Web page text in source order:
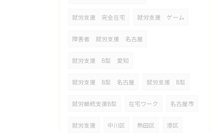
就労支援 完全在宅 就労支援 ゲーム
障害者 就労支援 名古屋
就労支援 B型 愛知
就労支援 B型 名古屋 就労支援 B型
就労継続支援B型 在宅ワーク 名古屋市
就労支援 中川区 熱田区 港区